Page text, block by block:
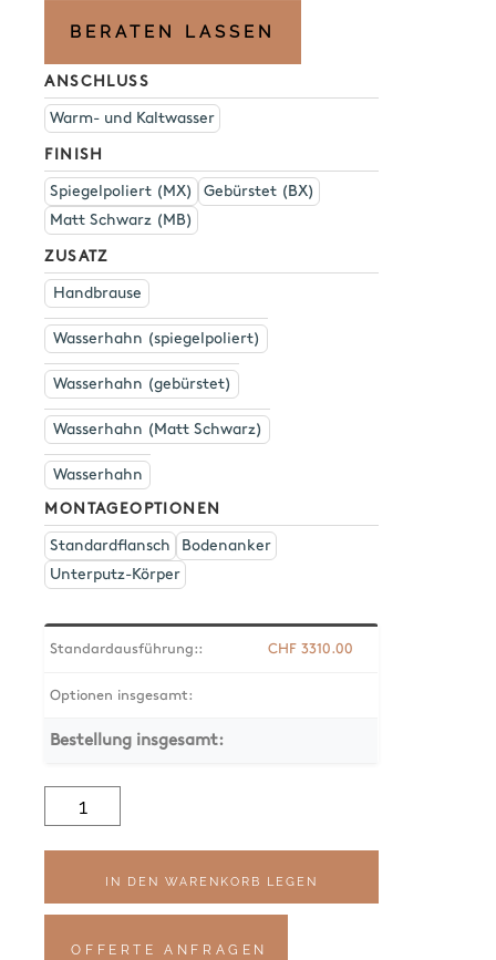
BERATEN LASSEN
ANSCHLUSS
Warm- und Kaltwasser
FINISH
Spiegelpoliert (MX)
Gebürstet (BX)
Matt Schwarz (MB)
ZUSATZ
Handbrause
Wasserhahn (spiegelpoliert)
Wasserhahn (gebürstet)
Wasserhahn (Matt Schwarz)
Wasserhahn
MONTAGEOPTIONEN
Standardflansch
Bodenanker
Unterputz-Körper
Standardausführung:: CHF 3310.00
Optionen insgesamt:
Bestellung insgesamt:
F60
IN DEN WARENKORB LEGEN
OFFERTE ANFRAGEN